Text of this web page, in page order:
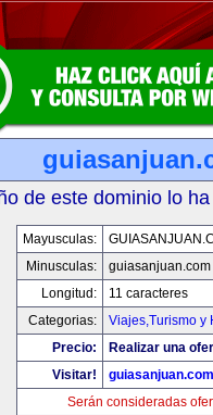
de este dominio lo
Mayusculas:
Minusculas:
guiasanjuan.com
Longitud:
11 caracteres
Categorias:
Viajes,Turismo y
Precio:
Realizar una
Visitar!
guiasanjuan.com
Serán consideradas